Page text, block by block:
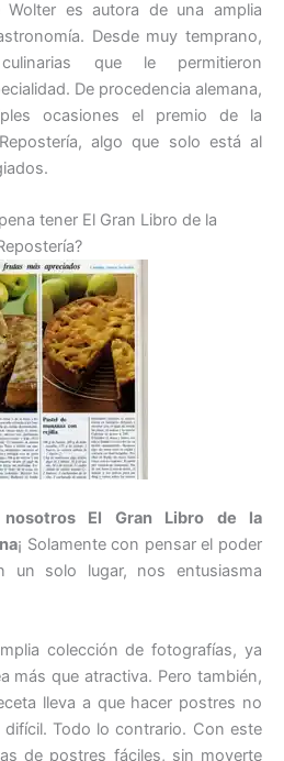
es autora de una amplia
Desde muy temprano,
que le permitieron
De procedencia alemana,
ocasiones el premio de la
algo que solo está al
tener El Gran Libro de la
nosotros El Gran Libro de la
¡ Solamente con pensar el poder
un solo lugar, nos entusiasma
colección de fotografías, ya
más que atractiva. Pero también,
lleva a que hacer postres no
Todo lo contrario. Con este
de postres fáciles, sin moverte